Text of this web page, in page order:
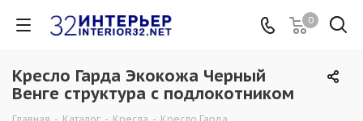
0
Кресло Гарда Экокожа Черный
Венге структура с подлокотником